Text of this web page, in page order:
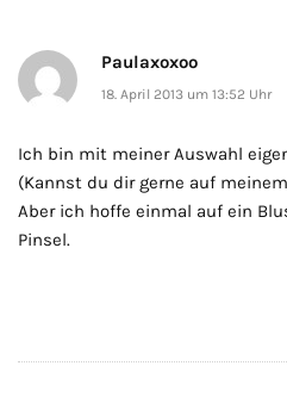
Paulaxoxoo
18. April 2013 um 13:52 Uhr
Ich bin mit meiner Auswahl
(Kannst du dir gerne auf
Aber ich hoffe einmal auf ein
Pinsel.